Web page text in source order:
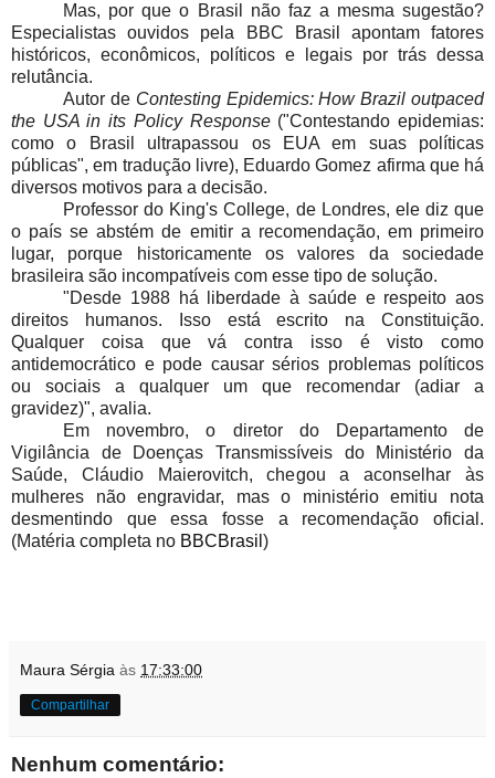
Mas, por que o Brasil não faz a mesma sugestão?
Especialistas ouvidos pela BBC Brasil apontam fatores
históricos, econômicos, políticos e legais por trás dessa
relutância.
Autor de Contesting Epidemics: How Brazil outpaced
the USA in its Policy Response("Contestando epidemias:
como o Brasil ultrapassou os EUA em suas políticas
públicas", em tradução livre), Eduardo Gomez afirma que há
diversos motivos para a decisão.
Professor do King's College, de Londres, ele diz que
o país se abstém de emitir a recomendação, em primeiro
lugar, porque historicamente os valores da sociedade
brasileira são incompatíveis com esse tipo de solução.
"Desde 1988 há liberdade à saúde e respeito aos
direitos humanos. Isso está escrito na Constituição.
Qualquer coisa que vá contra isso é visto como
antidemocrático e pode causar sérios problemas políticos
ou sociais a qualquer um que recomendar (adiar a
gravidez)", avalia.
Em novembro, o diretor do Departamento de
Vigilância de Doenças Transmissíveis do Ministério da
Saúde, Cláudio Maierovitch, chegou a aconselhar às
mulheres não engravidar, mas o ministério emitiu nota
desmentindo que essa fosse a recomendação oficial.
(Matéria completa no BBCBrasil )
Maura Sérgia às 17:33:00
Compartilhar
Nenhum comentário: